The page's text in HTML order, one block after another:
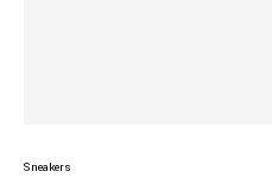
Sneakers